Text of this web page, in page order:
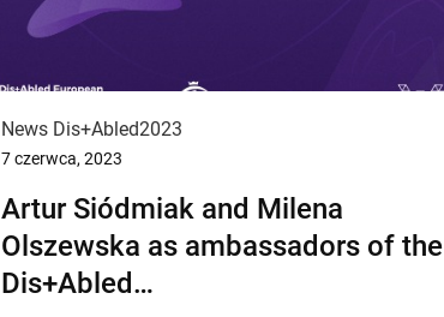
News Dis+Abled2023
7 czerwca, 2023
Artur Siódmiak and Milena
Olszewska as ambassadors of the
Dis+Abled…